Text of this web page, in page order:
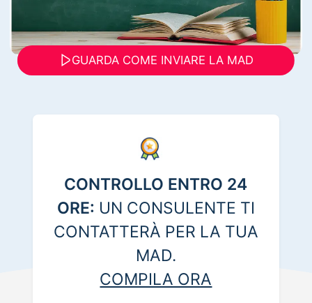
GUARDA COME INVIARE LA MAD
CONTROLLO ENTRO 24
ORE: UN CONSULENTE TI
CONTATTERÀ PER LA TUA
MAD.
COMPILA ORA